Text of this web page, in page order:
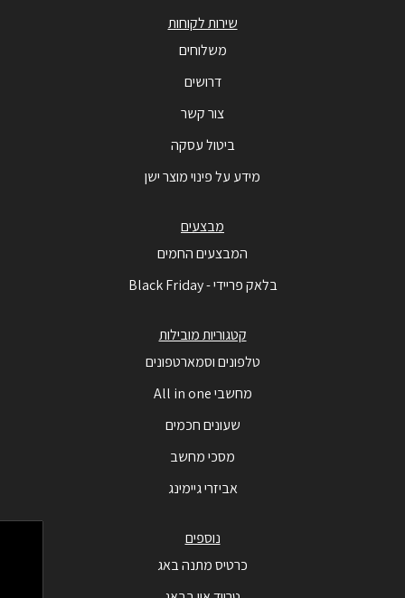
שירות לקוחות
משלוחים
דרושים
צור קשר
ביטול עסקה
מידע על פינוי מוצר ישן
מבצעים
המבצעים החמים
בלאק פריידי - Black Friday
קטגוריות מובילות
טלפונים וסמארטפונים
מחשבי All in one
שעונים חכמים
מסכי מחשב
אביזרי גיימינג
נוספים
כרטיס מתנה באג